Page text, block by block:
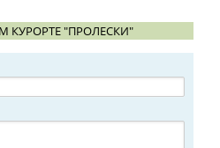
"ПРОЛЕСКИ"